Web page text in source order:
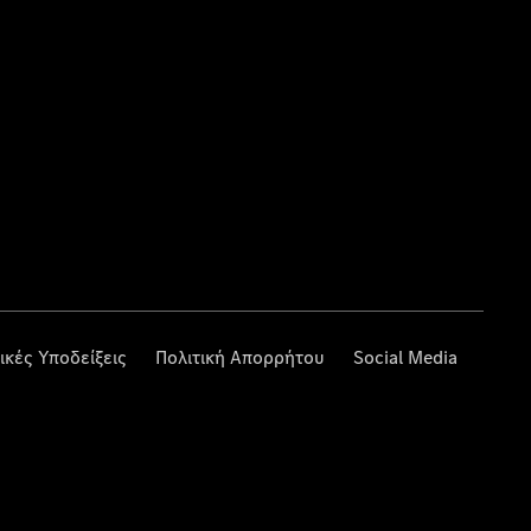
Υποδείξεις Πολιτική Απορρήτου Social Media